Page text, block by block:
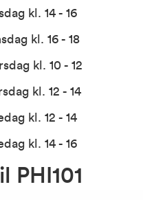
kl. 14 - 16
kl. 16 - 18
kl. 10 - 12
kl. 12 - 14
kl. 12 - 14
kl. 14 - 16
PHI101